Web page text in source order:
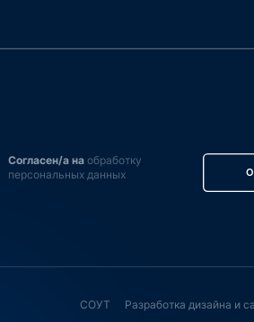
Согласен/а наобработку
персональных данных
СОУТ Разработка дизайна и